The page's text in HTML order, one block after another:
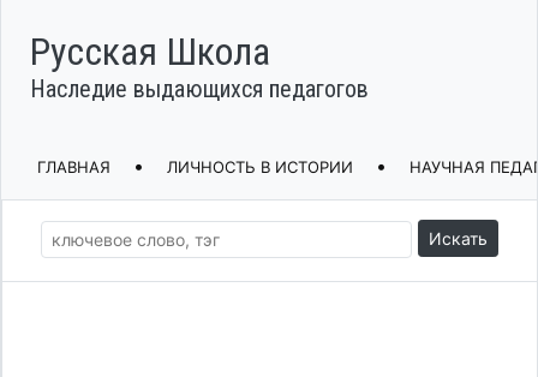
Русская Школа
Наследие выдающихся педагогов
ГЛАВНАЯ • ЛИЧНОСТЬ В ИСТОРИИ • НАУЧНАЯ
Искать